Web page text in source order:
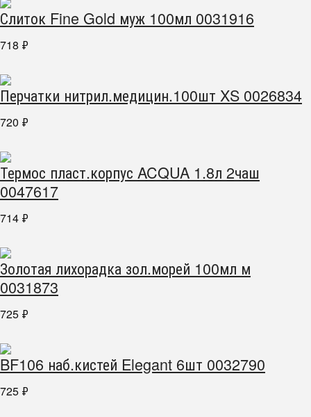
Слиток Fine Gold муж 100мл 0031916
718 ₽
Перчатки нитрил.медицин.100шт XS 0026834
720 ₽
Термос пласт.корпус ACQUA 1.8л 2чаш
0047617
714 ₽
Золотая лихорадка зол.морей 100мл м
0031873
725 ₽
BF106 наб.кистей Elegant 6шт 0032790
725 ₽